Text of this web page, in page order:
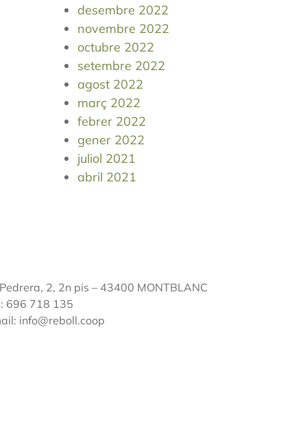
desembre 2022
novembre 2022
octubre 2022
setembre 2022
agost 2022
març 2022
febrer 2022
gener 2022
juliol 2021
abril 2021
2, 2n pis – 43400 MONTBLANC
696 718 135
info@reboll.coop